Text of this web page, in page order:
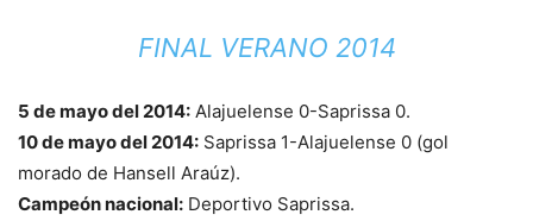
FINAL VERANO 2014
5 de mayo del 2014: Alajuelense 0-Saprissa 0.
10 de mayo del 2014: Saprissa 1-Alajuelense 0 (gol
morado de Hansell Araúz).
Campeón nacional: Deportivo Saprissa.